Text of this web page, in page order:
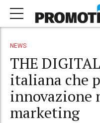
NEWS
THE
italiana che
innovazione
marketing